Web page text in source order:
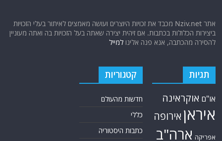
אתר Nziv.net מכבד את זכויות היוצרים ועושה מאמצים לאיתור בעלי הזכויות
ביצירות הכלולות בכתבות. אם זיהית יצירה שאתה בעל הזכויות בה ואתה מעוניין
להסירה מהכתבה, אנא פנה אלינולמייל
תגיות
או"ם אוקראינה
איראן אירופה
אפריקה ארה"ב
קטגוריות
חדשות מהעולם
כללי
כתבות היסטוריה